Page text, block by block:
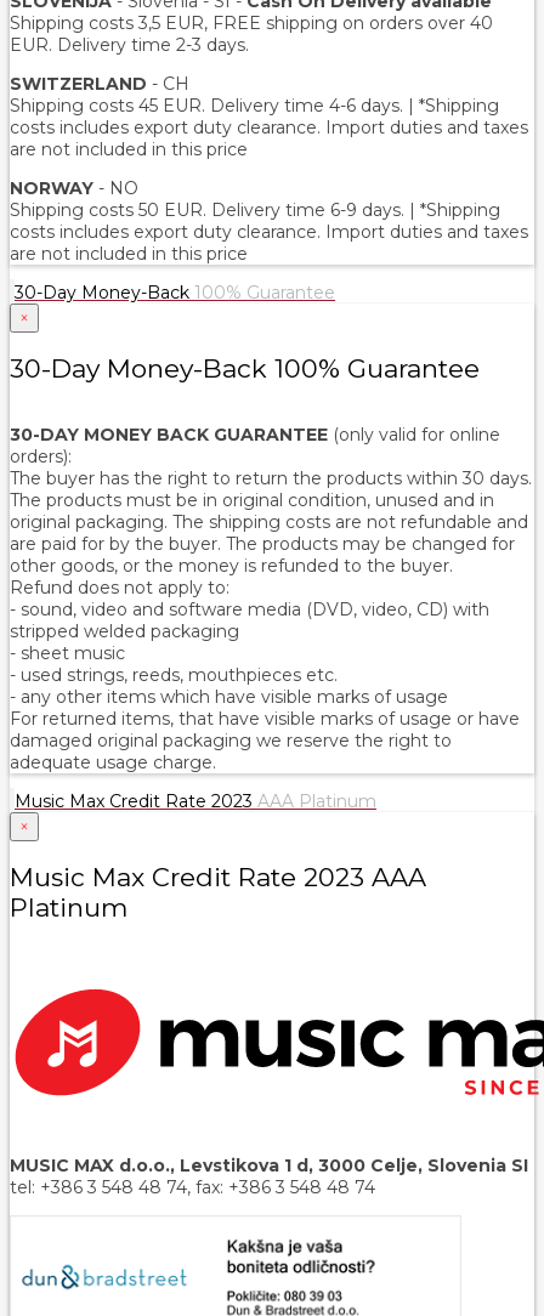
Shipping costs 3,5 EUR, FREE shipping on orders over 40
EUR. Delivery time 2-3 days.
SWITZERLAND - CH
Shipping costs 45 EUR. Delivery time 4-6 days. | *Shipping
costs includes export duty clearance. Import duties and taxes
are not included in this price
NORWAY - NO
Shipping costs 50 EUR. Delivery time 6-9 days. | *Shipping
costs includes export duty clearance. Import duties and taxes
are not included in this price
30-Day Money-Back 100% Guarantee
×
30-Day Money-Back 100% Guarantee
30-DAY MONEY BACK GUARANTEE (only valid for online
orders):
The buyer has the right to return the products within 30 days.
The products must be in original condition, unused and in
original packaging. The shipping costs are not refundable and
are paid for by the buyer. The products may be changed for
other goods, or the money is refunded to the buyer.
Refund does not apply to:
- sound, video and software media (DVD, video, CD) with
stripped welded packaging
- sheet music
- used strings, reeds, mouthpieces etc.
- any other items which have visible marks of usage
For returned items, that have visible marks of usage or have
damaged original packaging we reserve the right to
adequate usage charge.
Music Max Credit Rate 2023 AAA Platinum
×
Music Max Credit Rate 2023 AAA
Platinum
MUSIC MAX d.o.o., Levstikova 1 d, 3000 Celje, Slovenia SI
tel: +386 3 548 48 74, fax: +386 3 548 48 74